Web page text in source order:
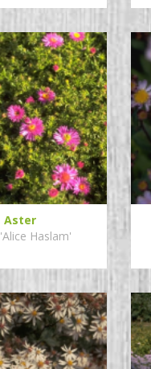
Aster
Haslam'